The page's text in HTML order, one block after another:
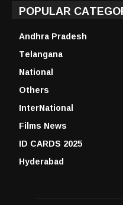
POPULAR
Andhra Pradesh
Telangana
National
Others
InterNational
Films News
ID CARDS 2025
Hyderabad